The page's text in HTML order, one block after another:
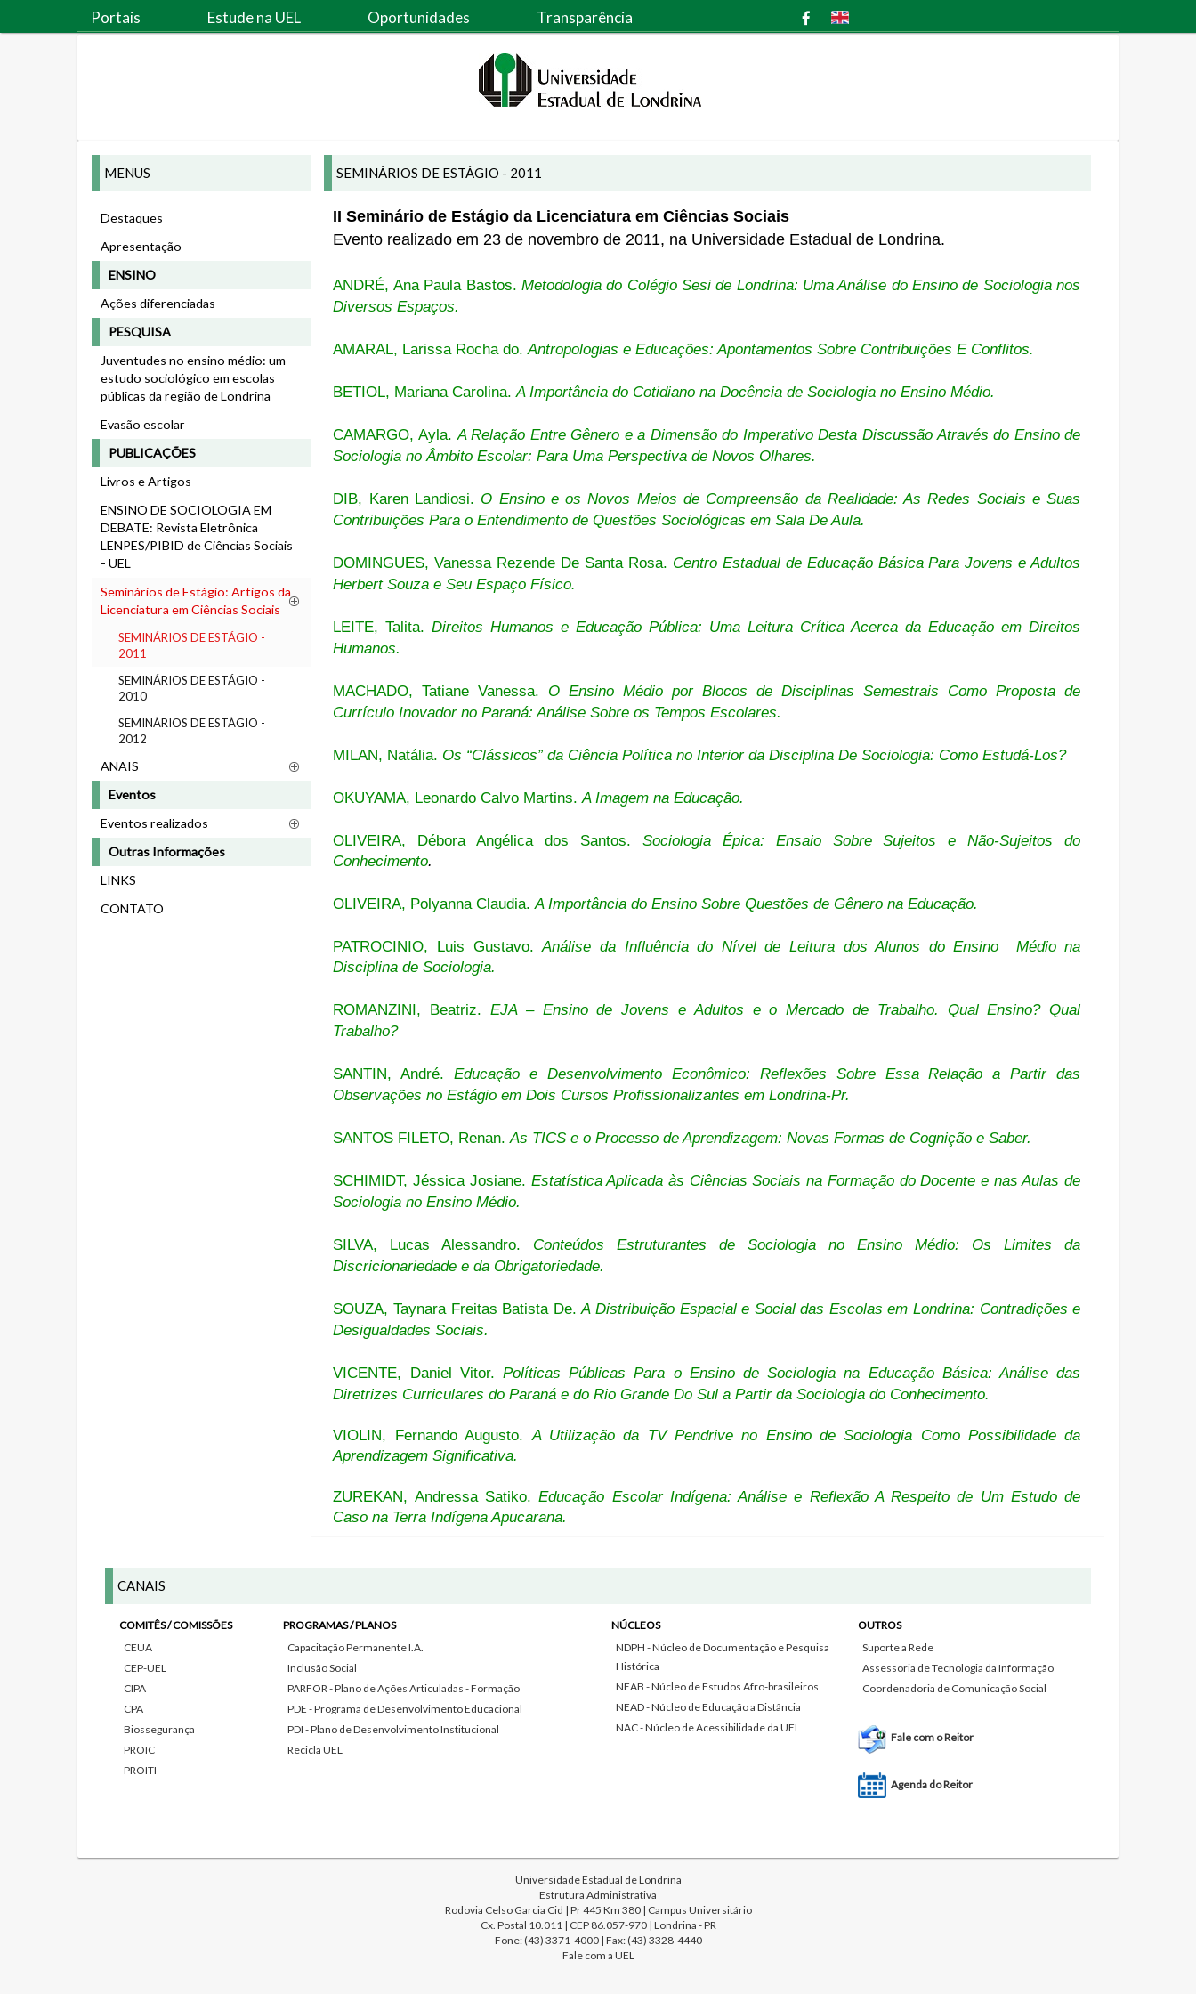
Portais Estude na UEL Oportunidades Transparência
MENUS
Destaques
Apresentação
ENSINO
Ações diferenciadas
PESQUISA
Juventudes no ensino médio: um
estudo sociológico em escolas
públicas da região de Londrina
Evasão escolar
PUBLICAÇÕES
Livros e Artigos
ENSINO DE SOCIOLOGIA EM
DEBATE: Revista Eletrônica
LENPES/PIBID de Ciências Sociais
- UEL
Seminários de Estágio: Artigos da
Licenciatura em Ciências Sociais
SEMINÁRIOS DE ESTÁGIO -
2011
SEMINÁRIOS DE ESTÁGIO -
2010
SEMINÁRIOS DE ESTÁGIO -
2012
ANAIS
Eventos
Eventos realizados
Outras Informações
LINKS
CONTATO
SEMINÁRIOS DE ESTÁGIO - 2011
II Seminário de Estágio da Licenciatura em Ciências Sociais
Evento realizado em 23 de novembro de 2011, na Universidade Estadual de Londrina.
ANDRÉ, Ana Paula Bastos. Metodologia do Colégio Sesi de Londrina: Uma Análise do Ensino de Sociologia nos
Diversos Espaços.
AMARAL, Larissa Rocha do.Antropologias e Educações: Apontamentos Sobre Contribuições E Conflitos.
BETIOL, Mariana Carolina.A Importância do Cotidiano na Docência de Sociologia no Ensino Médio.
CAMARGO, Ayla.A Relação Entre Gênero e a Dimensão do Imperativo Desta Discussão Através do Ensino de
Sociologia no Âmbito Escolar: Para Uma Perspectiva de Novos Olhares.
DIB, Karen Landiosi. O Ensino e os Novos Meios de Compreensão da Realidade: As Redes Sociais e Suas
Contribuições Para o Entendimento de Questões Sociológicas em Sala De Aula.
DOMINGUES, Vanessa Rezende De Santa Rosa. Centro Estadual de Educação Básica Para Jovens e Adultos
Herbert Souza e Seu Espaço Físico.
LEITE, Talita.Direitos Humanos e Educação Pública: Uma Leitura Crítica Acerca da Educação em Direitos
Humanos.
MACHADO, Tatiane Vanessa. O Ensino Médio por Blocos de Disciplinas Semestrais Como Proposta de
Currículo Inovador no Paraná: Análise Sobre os Tempos Escolares.
MILAN, Natália. Os “Clássicos” da Ciência Política no Interior da Disciplina De Sociologia: Como Estudá-Los?
OKUYAMA, Leonardo Calvo Martins.A Imagem na Educação.
OLIVEIRA, Débora Angélica dos Santos.
Sociologia Épica: Ensaio Sobre Sujeitos e Não-Sujeitos do
Conhecimento.
OLIVEIRA, Polyanna Claudia.A Importância do Ensino Sobre Questões de Gênero na Educação.
PATROCINIO, Luis Gustavo.Análise da Influência do Nível de Leitura dos Alunos do Ensino Médio na
Disciplina de Sociologia.
ROMANZINI, Beatriz.EJA – Ensino de Jovens e Adultos e o Mercado de Trabalho. Qual Ensino? Qual
Trabalho?
SANTIN, André.Educação e Desenvolvimento Econômico: Reflexões Sobre Essa Relação a Partir das
Observações no Estágio em Dois Cursos Profissionalizantes em Londrina-Pr.
SANTOS FILETO, Renan.As TICS e o Processo de Aprendizagem: Novas Formas de Cognição e Saber.
SCHIMIDT, Jéssica Josiane. Estatística Aplicada às Ciências Sociais na Formação do Docente e nas Aulas de
Sociologia no Ensino Médio.
SILVA, Lucas Alessandro. Conteúdos Estruturantes de Sociologia no Ensino Médio: Os Limites da
Discricionariedade e da Obrigatoriedade.
SOUZA, Taynara Freitas Batista De.A Distribuição Espacial e Social das Escolas em Londrina: Contradições e
Desigualdades Sociais.
VICENTE, Daniel Vitor.Políticas Públicas Para o Ensino de Sociologia na Educação Básica: Análise das
Diretrizes Curriculares do Paraná e do Rio Grande Do Sul a Partir da Sociologia do Conhecimento.
VIOLIN, Fernando Augusto.A Utilização da TV Pendrive no Ensino de Sociologia Como Possibilidade da
Aprendizagem Significativa.
ZUREKAN, Andressa Satiko.Educação Escolar Indígena: Análise e Reflexão A Respeito de Um Estudo de
Caso na Terra Indígena Apucarana.
CANAIS
COMITÊS / COMISSÕES
CEUA
CEP-UEL
CIPA
CPA
Biossegurança
PROIC
PROITI
PROGRAMAS / PLANOS
Capacitação Permanente I.A.
Inclusão Social
PARFOR - Plano de Ações Articuladas - Formação
PDE - Programa de Desenvolvimento Educacional
PDI - Plano de Desenvolvimento Institucional
Recicla UEL
NÚCLEOS
NDPH - Núcleo de Documentação e Pesquisa
Histórica
NEAB - Núcleo de Estudos Afro-brasileiros
NEAD - Núcleo de Educação a Distância
NAC - Núcleo de Acessibilidade da UEL
OUTROS
Suporte a Rede
Assessoria de Tecnologia da Informação
Coordenadoria de Comunicação Social
Fale com o Reitor
Agenda do Reitor
Universidade Estadual de Londrina
Estrutura Administrativa
Rodovia Celso Garcia Cid | Pr 445 Km 380 | Campus Universitário
Cx. Postal 10.011 | CEP 86.057-970 | Londrina - PR
Fone: (43) 3371-4000 | Fax: (43) 3328-4440
Fale com a UEL